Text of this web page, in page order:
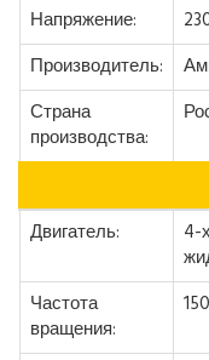
Напряжение:
Производитель:
Страна
производства:
Двигатель:
4-
Частота
вращения: